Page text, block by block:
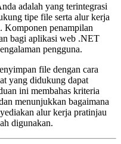
adalah yang terintegrasi
tipe file serta alur kerja
Komponen penampilan
bagi aplikasi web .NET
pengguna.
file dengan cara
yang didukung dapat
ini membahas kriteria
menunjukkan bagaimana
alur kerja pratinjau
digunakan.